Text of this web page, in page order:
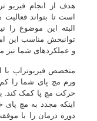
هدف از انجام
است تا بتواند
البته این موضوع را
توانبخش مناسب این
و عملکردهای شما نیز
متخصص فیزیوتراپ با
ورم مچ پای شما را
حرکت مچ پا کمک کند.
اینکه مجدد به مچ پای
دوره درمان را با